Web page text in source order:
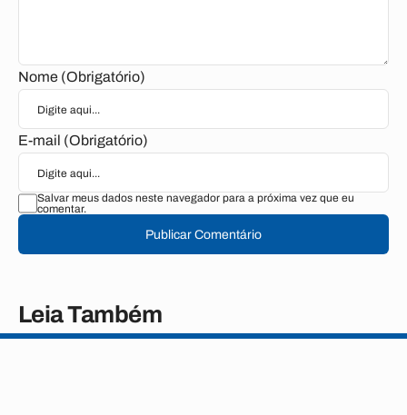
Nome (Obrigatório)
E-mail (Obrigatório)
Salvar meus dados neste navegador para a próxima vez que eu
comentar.
Publicar Comentário
Leia Também